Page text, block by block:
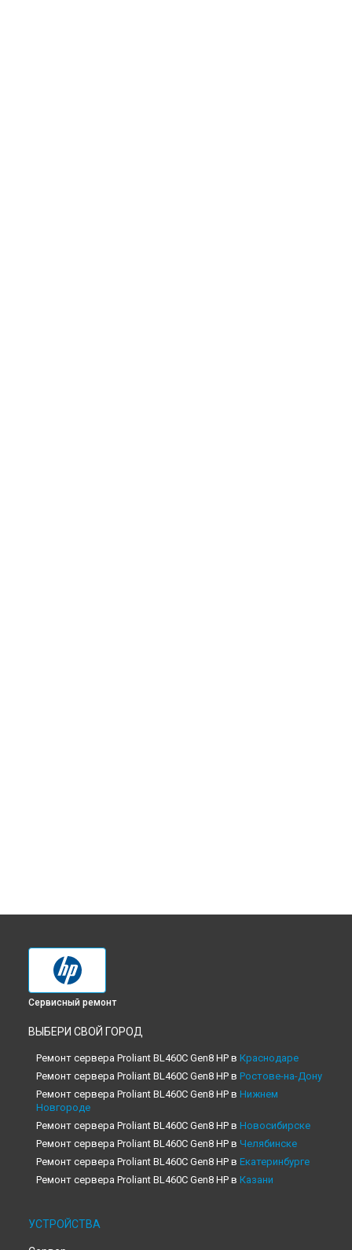
Сервисный ремонт
ВЫБЕРИ СВОЙ ГОРОД
Ремонт сервера Proliant BL460C Gen8 HP в Краснодаре
Ремонт сервера Proliant BL460C Gen8 HP в Ростове-на-Дону
Ремонт сервера Proliant BL460C Gen8 HP в Нижнем
Новгороде
Ремонт сервера Proliant BL460C Gen8 HP в Новосибирске
Ремонт сервера Proliant BL460C Gen8 HP в Челябинске
Ремонт сервера Proliant BL460C Gen8 HP в Екатеринбурге
Ремонт сервера Proliant BL460C Gen8 HP в Казани
Ремонт сервера Proliant BL460C Gen8 HP в
УСТРОЙСТВА